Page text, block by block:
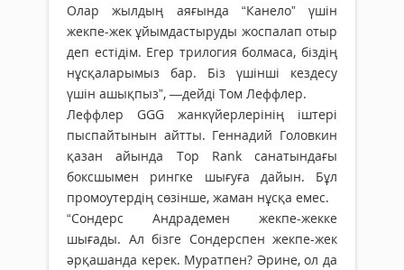
Олар жылдың аяғында “Канело” үшін
жекпе-жек ұйымдастыруды жоспалап отыр
деп естідім. Егер трилогия болмаса, біздің
нұсқаларымыз бар. Біз үшінші кездесу
үшін ашықпыз”, —дейді Том Леффлер.
Леффлер GGG жанкүйерлерінің іштері
пыспайтынын айтты. Геннадий Головкин
қазан айында Top Rank санатындағы
боксшымен рингке шығуға дайын. Бұл
промоутердің сөзінше, жаман нұсқа емес.
“Сондерс Андрадемен жекпе-жекке
шығады. Ал бізге Сондерспен жекпе-жек
әрқашанда керек. Муратпен? Әрине, ол да